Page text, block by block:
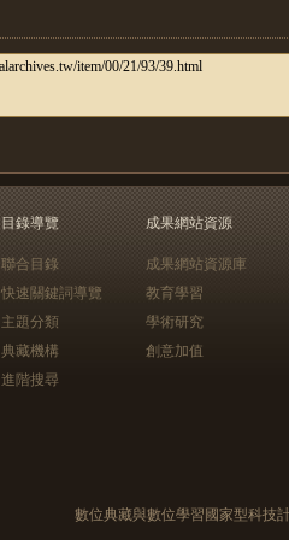
目錄導覽
聯合目錄
快速關鍵詞導覽
主題分類
典藏機構
進階搜尋
成果網站資源
成果網站資源庫
教育學習
學術研究
創意加值
數位典藏與數位學習國家型科技